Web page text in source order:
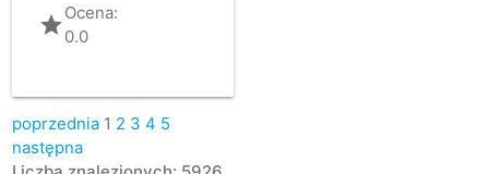
gradeOcena:
0.0
poprzednia 1 2 3 4 5
następna